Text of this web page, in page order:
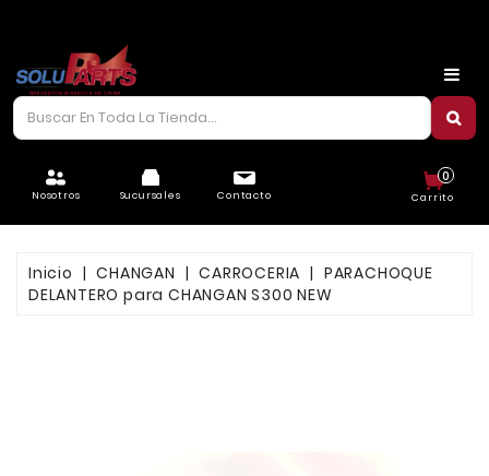
Nosotros Sucursales Contacto Carrito
0
CARROCERÍA
ELÉCTRICO
FRENOS
Inicio CHANGAN CARROCERIA
PARACHOQUE
DELANTERO para CHANGAN S300 NEW